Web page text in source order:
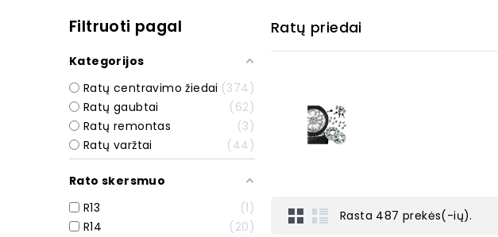
Filtruoti pagal
Kategorijos
Ratų centravimo žiedai
374
Ratų gaubtai
62
Ratų remontas
3
Ratų varžtai
44
Rato skersmuo
R13
1
R14
20
Ratų priedai
Rasta 487 prekės(-ių).